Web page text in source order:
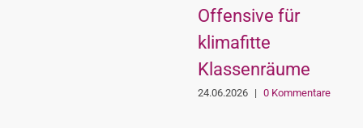
Offensive für
klimafitte
Klassenräume
24.06.2026 | 0 Kommentare